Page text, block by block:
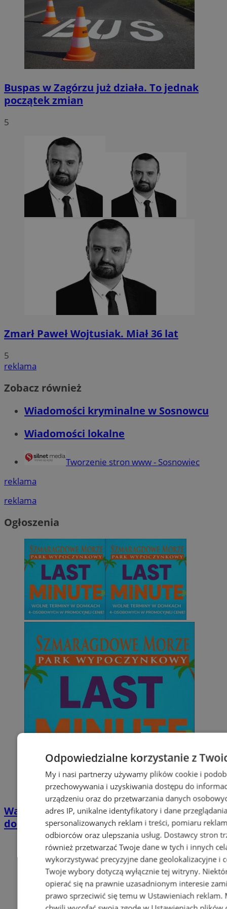
Buspas w Zagórzu już działa. To jednak
początek zmian
5
Zmarł Paweł Wojtusiak. Miał 36 lat
5
reklama
Zobacz również
Wiadomości kryminalne w Sosnowcu
Wiadomości lokalne
Tworzenie stron www - Sosnowiec
reklama
reklama
Ogłoszenia
Wakacyjny wypoczynek nad Bałtykiem w
domkach Szmaragdowe Morze
Odpowiedzialne korzystanie z
My i nasi partnerzy używamy plików cookie i
przechowywania i uzyskiwania dostępu do
urządzeniu oraz do przetwarzania danych
adres IP, unikalne identyfikatory i dane
spersonalizowanych reklam i treści, pomiaru
odbiorców oraz ulepszania usług. Dostawcy stron
również przetwarzać Twoje dane w tych i innych
wykorzystywać precyzyjne dane geolokalizacyjne i
Twoje wybory dotyczą wyłącznie tej witryny.
opierać się na prawnie uzasadnionym interesie
prawo sprzeciwić się temu w Ustawieniach reklam.